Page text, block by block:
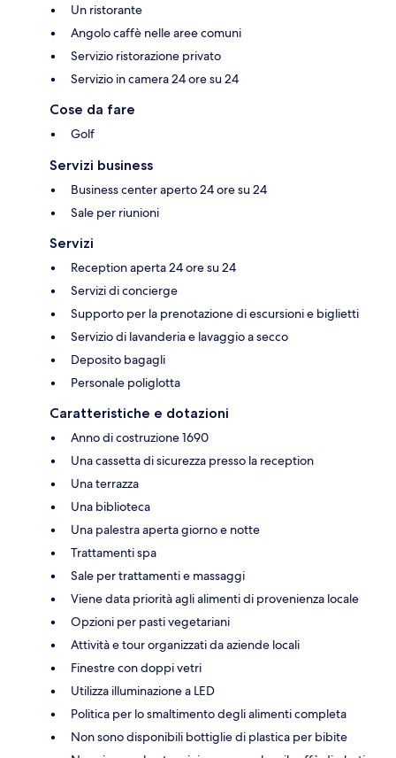
Un ristorante
Angolo caffè nelle aree comuni
Servizio ristorazione privato
Servizio in camera 24 ore su 24
Cose da fare
Golf
Servizi business
Business center aperto 24 ore su 24
Sale per riunioni
Servizi
Reception aperta 24 ore su 24
Servizi di concierge
Supporto per la prenotazione di escursioni e biglietti
Servizio di lavanderia e lavaggio a secco
Deposito bagagli
Personale poliglotta
Caratteristiche e dotazioni
Anno di costruzione 1690
Una cassetta di sicurezza presso la reception
Una terrazza
Una biblioteca
Una palestra aperta giorno e notte
Trattamenti spa
Sale per trattamenti e massaggi
Viene data priorità agli alimenti di provenienza locale
Opzioni per pasti vegetariani
Attività e tour organizzati da aziende locali
Finestre con doppi vetri
Utilizza illuminazione a LED
Politica per lo smaltimento degli alimenti completa
Non sono disponibili bottiglie di plastica per bibite